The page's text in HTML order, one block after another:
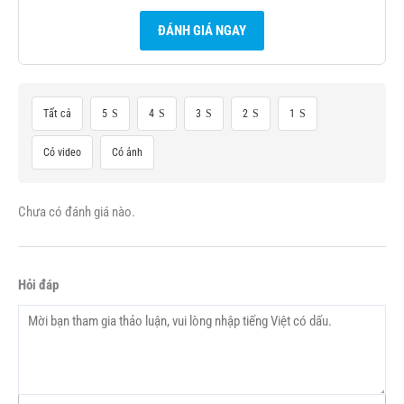
ĐÁNH GIÁ NGAY
Tất cả 5 4 3 2 1
Có video Có ảnh
Chưa có đánh giá nào.
Hỏi đáp